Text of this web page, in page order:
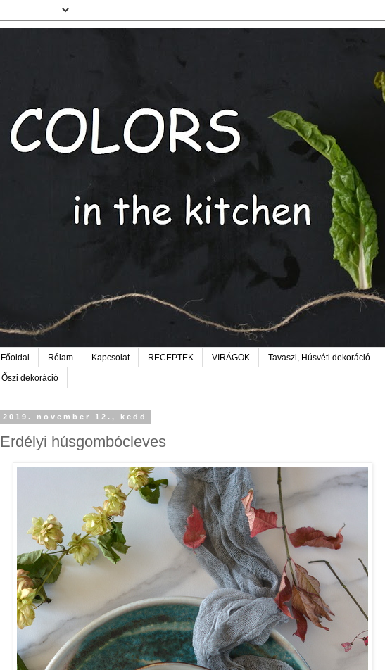
Főoldal Rólam Kapcsolat RECEPTEK VIRÁGOK Tavaszi, Húsvéti dekoráció
Őszi dekoráció
2019. november 12., kedd
Erdélyi húsgombócleves